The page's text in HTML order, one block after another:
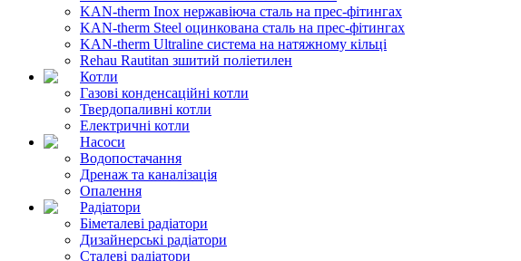
KAN-therm Inox нержавіюча сталь на прес-фітингах
KAN-therm Steel оцинкована сталь на прес-фітингах
KAN-therm Ultraline система на натяжному кільці
Rehau Rautitan зшитий поліетилен
Котли
Газові конденсаційні котли
Твердопаливні котли
Електричні котли
Насоси
Водопостачання
Дренаж та каналізація
Опалення
Радіатори
Біметалеві радіатори
Дизайнерські радіатори
Сталеві радіатори